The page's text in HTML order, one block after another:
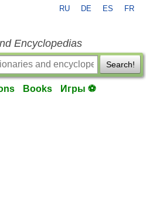
RU DE ES FR
Encyclopedias
Search!
Books Игры ⚽